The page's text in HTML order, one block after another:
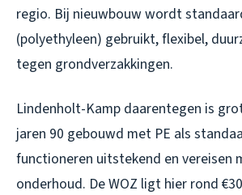
regio. Bij nieuwbouw wordt
(polyethyleen) gebruikt, flexibel,
tegen grondverzakkingen.
Lindenholt-Kamp daarentegen is
jaren 90 gebouwd met PE als
functioneren uitstekend en vereisen
onderhoud. De WOZ ligt hier rond